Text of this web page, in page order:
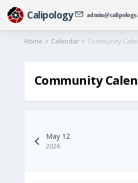
Calipology
Home Calendar Community
Community
May 12
2026